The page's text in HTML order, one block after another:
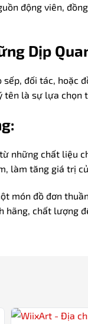
động viên,
Dịp
sếp, đối tác,
tên là sự lựa chọn
những chất liệu
làm tăng giá trị
món đồ đơn
hãng, chất lượng